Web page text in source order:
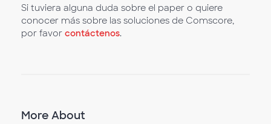
Si tuviera alguna duda sobre el paper o quiere
conocer más sobre las soluciones de Comscore,
por favor contáctenos.
More About